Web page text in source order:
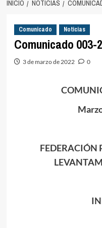
INICIO NOTICIAS
Comunicado Noticias
Comunicado 003-
3 de marzo de 2022 0
FEDERACIÓN